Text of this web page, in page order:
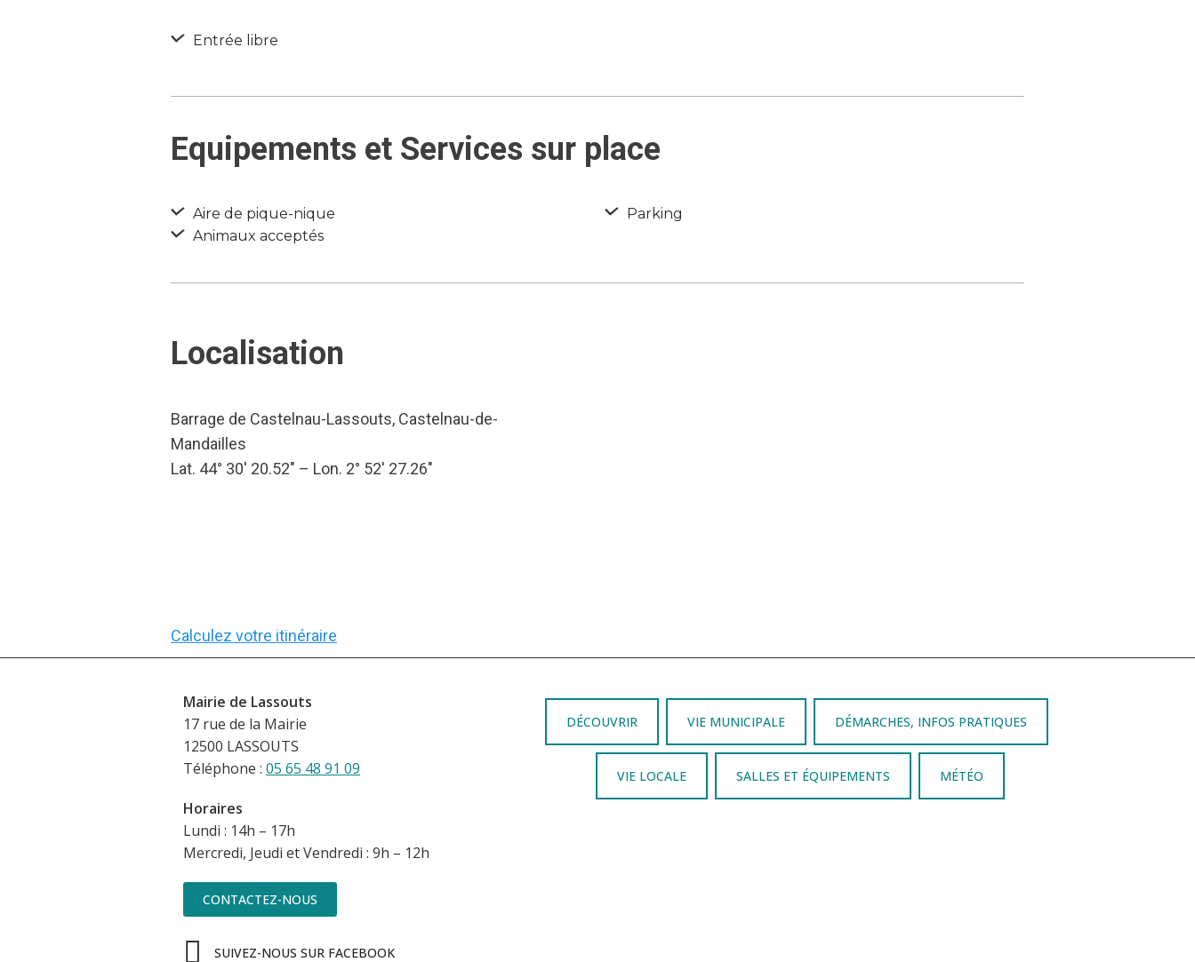
Entrée libre
Equipements et Services sur place
Aire de pique-nique
Animaux acceptés
Parking
Localisation
Barrage de Castelnau-Lassouts, Castelnau-de-
Mandailles
Lat. 44° 30′ 20.52″ – Lon. 2° 52′ 27.26″
Calculez votre itinéraire
Mairie de Lassouts
17 rue de la Mairie
12500 LASSOUTS
Téléphone : 05 65 48 91 09
Horaires
Lundi : 14h – 17h
Mercredi, Jeudi et Vendredi : 9h – 12h
CONTACTEZ-NOUS
SUIVEZ-NOUS SUR FACEBOOK
DÉCOUVRIR VIE MUNICIPALE DÉMARCHES, INFOS PRATIQUES
VIE LOCALE SALLES ET ÉQUIPEMENTS MÉTÉO